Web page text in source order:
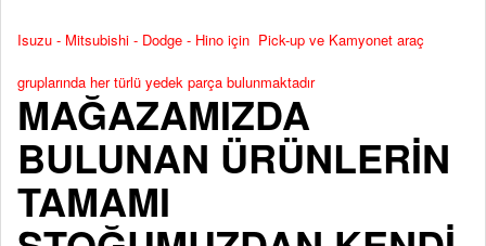
Isuzu - Mitsubishi - Dodge - Hino için Pick-up ve Kamyonet araç
gruplarında her türlü yedek parça bulunmaktadır
MAĞAZAMIZDA
BULUNAN ÜRÜNLERİN
TAMAMI